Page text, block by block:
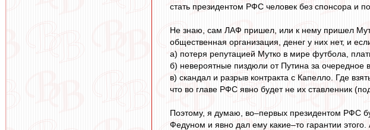
стать президентом РФС человек без спонсора и
Не знаю, сам ЛАФ пришел, или к нему пришел
общественная организация, денег у них нет, и
а) потеря репутацией Мутко в мире футбола,
б) невероятные пиздюли от Путина за очередное
в) скандал и разрыв контракта с Капелло. Где
что во главе РФС явно будет не их ставленник
Поэтому, я думаю, во–первых президентом РФС
Федуном и явно дал ему какие–то гарантии